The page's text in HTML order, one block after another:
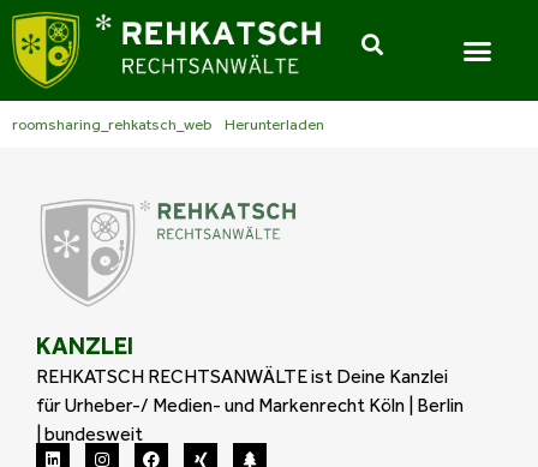
roomsharing_rehkatsch_web Herunterladen
KANZLEI
REHKATSCH RECHTSANWÄLTE ist Deine Kanzlei
für Urheber-/ Medien- und Markenrecht Köln | Berlin
| bundesweit